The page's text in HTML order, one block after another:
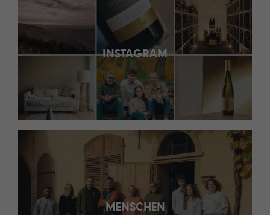
INSTAGRAM
MENSCHEN